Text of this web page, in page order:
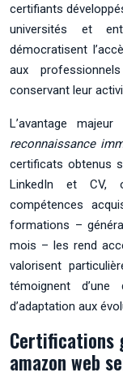
certifiants
universités et
démocratisent
aux
conservant leur
L’avantage
reconnaissance
certificats obtenus
LinkedIn et CV,
compétences
formations –
mois – les rend
valorisent
témoignent
d’adaptation aux
Certifications
amazon web